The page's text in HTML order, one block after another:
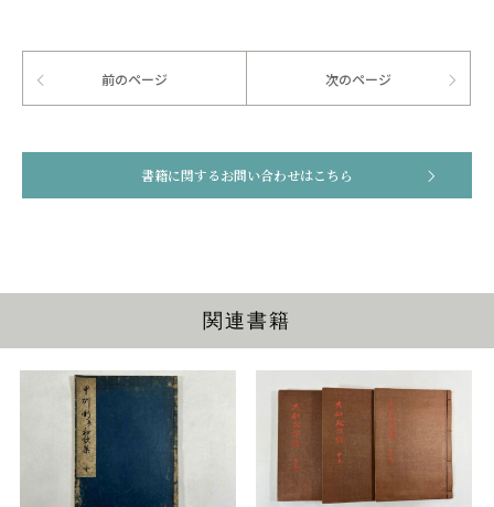
前のページ 次のページ
書籍に関するお問い合わせはこちら
関連書籍